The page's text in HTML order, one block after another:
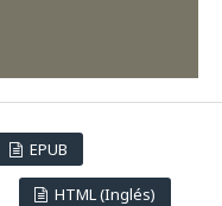
EPUB
HTML (Inglés)
30(3), 504-516.